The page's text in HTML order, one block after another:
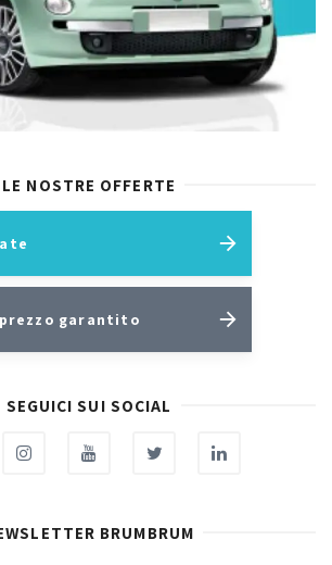
LE NOSTRE OFFERTE
garantito
SEGUICI SUI SOCIAL
BRUMBRUM